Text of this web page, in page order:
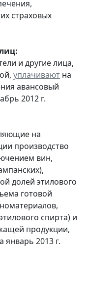
страховых
и другие лица,
уплачивают на
авансовый
2012 г.
на
производство
вин,
долей этилового
готовой
спирта) и
продукции,
январь 2013 г.